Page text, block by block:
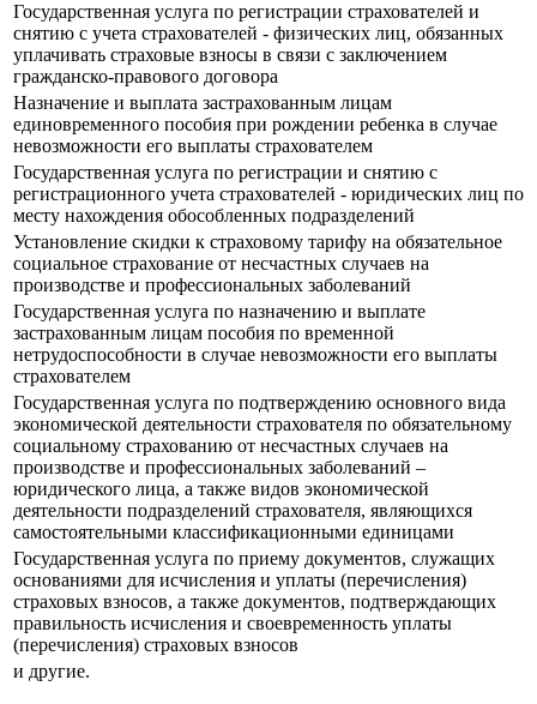
Государственная услуга по регистрации страхователей и
снятию с учета страхователей - физических лиц, обязанных
уплачивать страховые взносы в связи с заключением
гражданско-правового договора
Назначение и выплата застрахованным лицам
единовременного пособия при рождении ребенка в случае
невозможности его выплаты страхователем
Государственная услуга по регистрации и снятию с
регистрационного учета страхователей - юридических лиц по
месту нахождения обособленных подразделений
Установление скидки к страховому тарифу на обязательное
социальное страхование от несчастных случаев на
производстве и профессиональных заболеваний
Государственная услуга по назначению и выплате
застрахованным лицам пособия по временной
нетрудоспособности в случае невозможности его выплаты
страхователем
Государственная услуга по подтверждению основного вида
экономической деятельности страхователя по обязательному
социальному страхованию от несчастных случаев на
производстве и профессиональных заболеваний –
юридического лица, а также видов экономической
деятельности подразделений страхователя, являющихся
самостоятельными классификационными единицами
Государственная услуга по приему документов, служащих
основаниями для исчисления и уплаты (перечисления)
страховых взносов, а также документов, подтверждающих
правильность исчисления и своевременность уплаты
(перечисления) страховых взносов
и другие.